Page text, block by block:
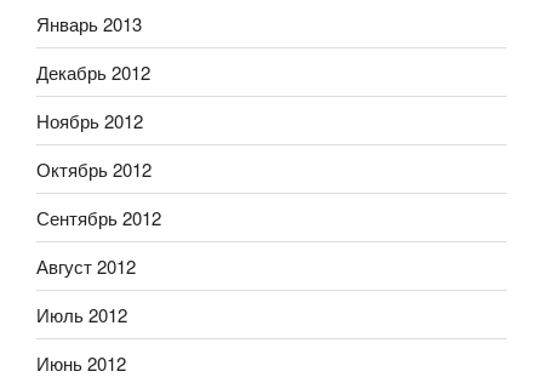
Январь 2013
Декабрь 2012
Ноябрь 2012
Октябрь 2012
Сентябрь 2012
Август 2012
Июль 2012
Июнь 2012